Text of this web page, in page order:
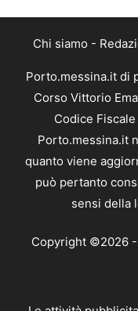
Chi siamo -
Porto.messina.it di
Corso Vittorio
Codice
Porto.messina.it
quanto viene
può pertanto
sensi della
Copyright ©2026